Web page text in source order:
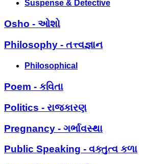
Suspense & Detective
Osho - ઓશો
Philosophy - તત્ત્વજ્ઞાન
Philosophical
Poem - કવિતા
Politics - રાજકારણ
Pregnancy - ગર્ભાવસ્થા
Public Speaking - વક્તુત્વ કળા